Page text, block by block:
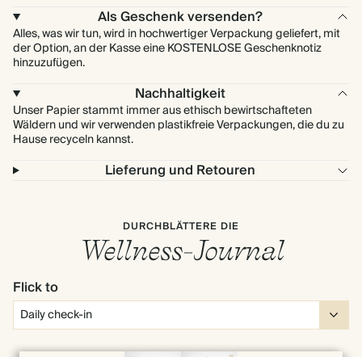
Als Geschenk versenden?
Alles, was wir tun, wird in hochwertiger Verpackung geliefert, mit
der Option, an der Kasse eine KOSTENLOSE Geschenknotiz
hinzuzufügen.
Nachhaltigkeit
Unser Papier stammt immer aus ethisch bewirtschafteten
Wäldern und wir verwenden plastikfreie Verpackungen, die du zu
Hause recyceln kannst.
Lieferung und Retouren
DURCHBLÄTTERE DIE
Wellness-Journal
Flick to